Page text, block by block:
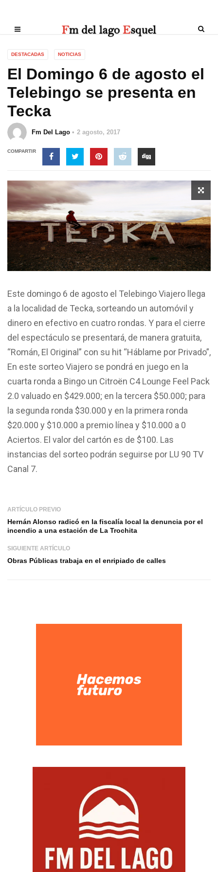
DESTACADAS NOTICIAS
El Domingo 6 de agosto el
Telebingo se presenta en
Tecka
Fm Del Lago 2 agosto, 2017
COMPARTIR
Este domingo 6 de agosto el Telebingo Viajero llega
a la localidad de Tecka, sorteando un automóvil y
dinero en efectivo en cuatro rondas. Y para el cierre
del espectáculo se presentará, de manera gratuita,
“Román, El Original” con su hit “Háblame por Privado”,
En este sorteo Viajero se pondrá en juego en la
cuarta ronda a Bingo un Citroën C4 Lounge Feel Pack
2.0 valuado en $429.000; en la tercera $50.000; para
la segunda ronda $30.000 y en la primera ronda
$20.000 y $10.000 a premio línea y $10.000 a 0
Aciertos. El valor del cartón es de $100. Las
instancias del sorteo podrán seguirse por LU 90 TV
Canal 7.
ARTÍCULO PREVIO
Hernán Alonso radicó en la fiscalía local la denuncia por el
incendio a una estación de La Trochita
SIGUIENTE ARTÍCULO
Obras Públicas trabaja en el enripiado de calles